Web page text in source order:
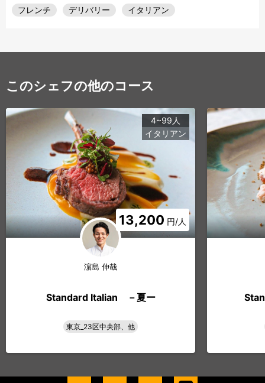
フレンチ
デリバリー イタリアン
このシェフの他のコース
13,200 円/人
4~99人
イタリアン
濵島 伸哉
Standard Italian －夏ー
東京_23区中央部、他